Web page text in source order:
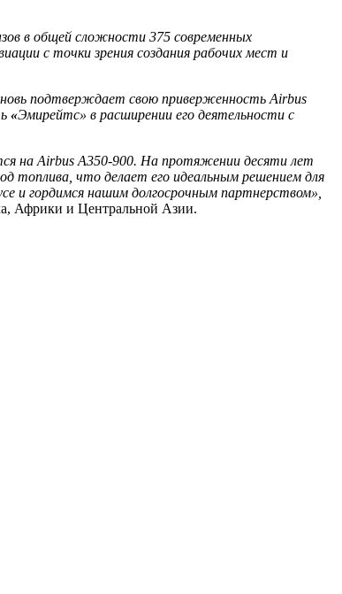
в общей сложности 375 современных
с точки зрения создания рабочих мест и
подтверждает свою приверженность Airbus
«Эмирейтс» в расширении его деятельности с
на Airbus A350-900. На протяжении десяти лет
топлива, что делает его идеальным решением для
и гордимся нашим долгосрочным партнерством»,
Африки и Центральной Азии.